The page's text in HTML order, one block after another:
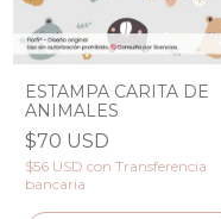
ESTAMPA CARITA DE
ANIMALES
$70 USD
$56 USD con Transferencia
bancaria